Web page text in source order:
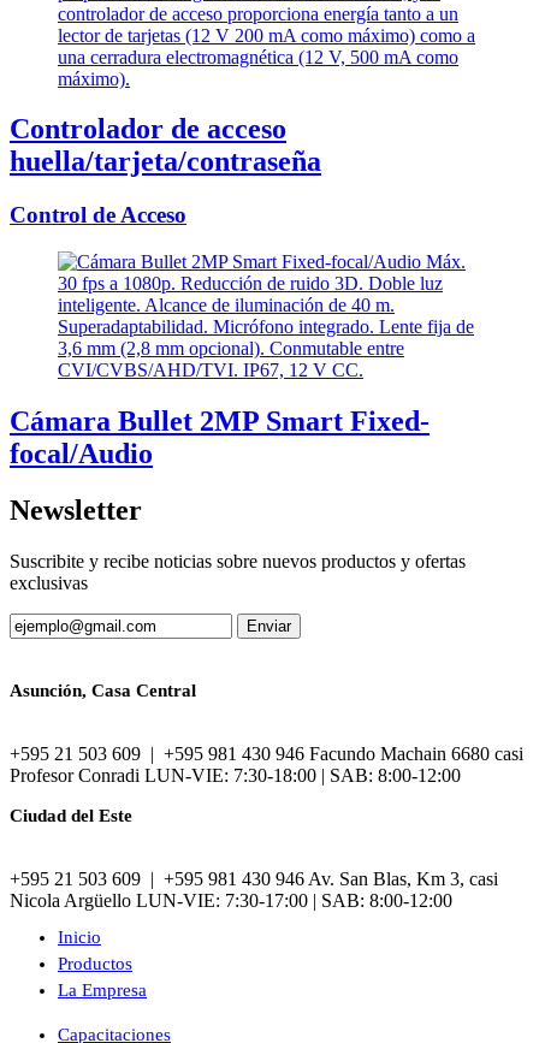
Controlador de acceso
huella/tarjeta/contraseña
Control de Acceso
Cámara Bullet 2MP Smart Fixed-
focal/Audio
Newsletter
Suscribite y recibe noticias sobre nuevos productos y ofertas
exclusivas
Asunción, Casa Central
+595 21 503 609 | +595 981 430 946 Facundo Machain 6680 casi
Profesor Conradi LUN-VIE: 7:30-18:00 | SAB: 8:00-12:00
Ciudad del Este
+595 21 503 609 | +595 981 430 946 Av. San Blas, Km 3, casi
Nicola Argüello LUN-VIE: 7:30-17:00 | SAB: 8:00-12:00
Inicio
Productos
La Empresa
Capacitaciones